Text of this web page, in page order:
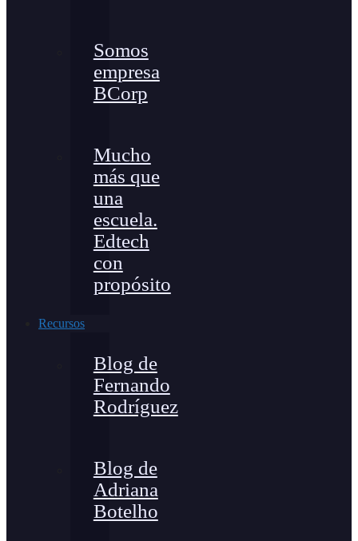
Somos
empresa
BCorp
Mucho
más que
una
escuela.
Edtech
con
propósito
Recursos
Blog de
Fernando
Rodríguez
Blog de
Adriana
Botelho